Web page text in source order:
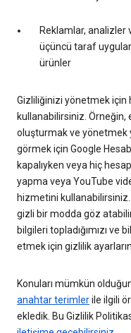
Reklamlar, analizler
üçüncü taraf
ürünler
Gizliliğinizi yönetmek
kullanabilirsiniz.
oluşturmak ve yönetmek
görmek için Google
kapalıyken veya hiç
yapma veya YouTube
hizmetini
gizli bir modda göz
bilgileri topladığımızı ve
etmek için gizlilik
Konuları mümkün
anahtar terimlerile ilgili
ekledik. Bu Gizlilik